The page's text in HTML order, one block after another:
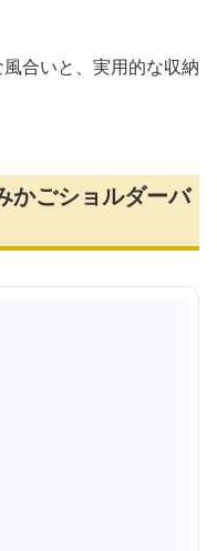
合いと、実用的な収納
かごショルダーバ